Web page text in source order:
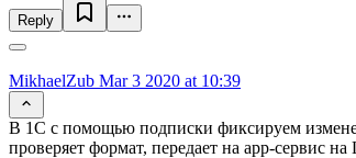
Reply
MikhaelZub Mar 3 2020 at 10:39
В 1С с помощью подписки фиксируем
проверяет формат, передает на app-сервис